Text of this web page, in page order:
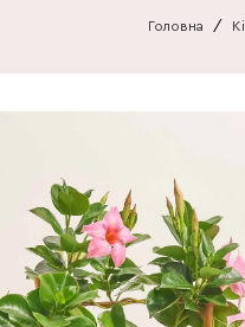
Головна /